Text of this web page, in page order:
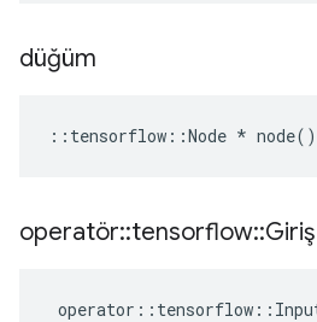
düğüm
:: tensorflow ::Node * node()
operatör::tensorflow::Giriş
operator :: tensorflow ::